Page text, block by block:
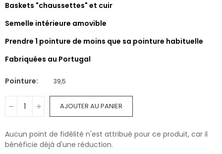
Baskets "chaussettes" et cuir
Semelle intérieure amovible
Prendre 1 pointure de moins que sa pointure habituelle
Fabriquées au Portugal
Pointure 39,5
AJOUTER AU PANIER
Aucun point de fidélité n'est attribué pour ce produit, car il
bénéficie déjà d'une réduction.